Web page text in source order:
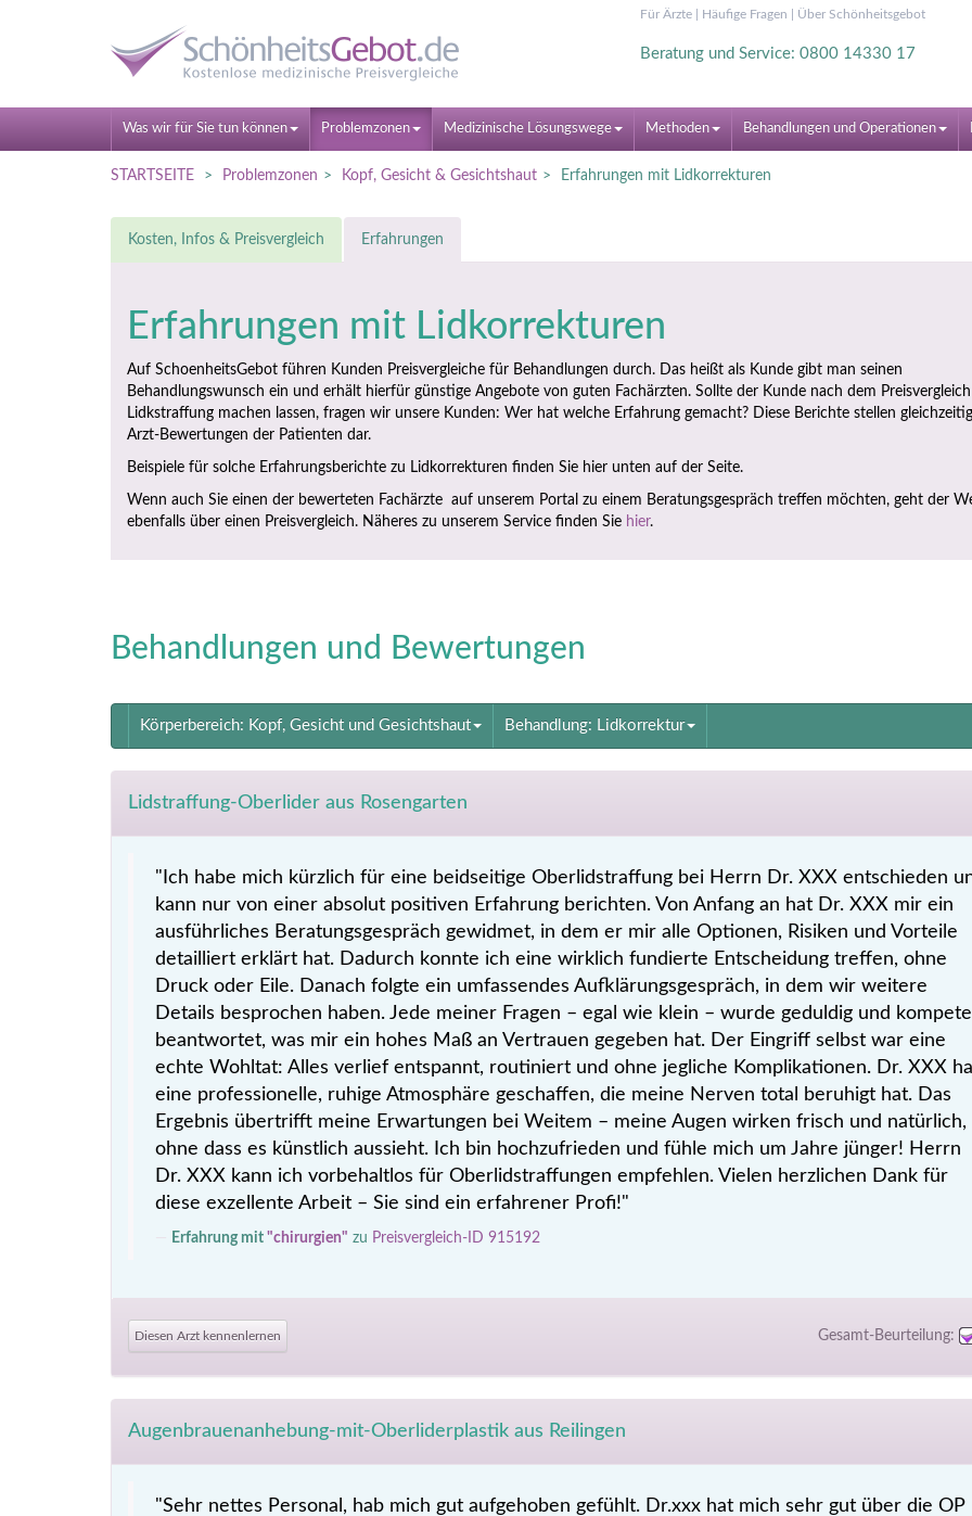
Für Ärzte| Häufige Fragen Über Schönheitsgebot
Beratung und Service: 0800 14330 17
Was wir für Sie tun können Problemzonen Medizinische Lösungswege Methoden Behandlungen und Operationen
STARTSEITE Problemzonen Kopf, Gesicht & Gesichtshaut Erfahrungen mit Lidkorrekturen
Kosten, Infos & Preisvergleich Erfahrungen
Erfahrungen mit Lidkorrekturen
Auf SchoenheitsGebot führen Kunden Preisvergleiche für Behandlungen durch. Das heißt als Kunde gibt man seinen
Behandlungswunsch ein und erhält hierfür günstige Angebote von guten Fachärzten. Sollte der Kunde nach dem
Lidkstraffung machen lassen, fragen wir unsere Kunden: Wer hat welche Erfahrung gemacht? Diese Berichte stellen
Arzt-Bewertungen der Patienten dar.
Beispiele für solche Erfahrungsberichte zu Lidkorrekturen finden Sie hier unten auf der Seite.
Wenn auch Sie einen der bewerteten Fachärzte auf unserem Portal zu einem Beratungsgespräch treffen möchten, geht der
ebenfalls über einen Preisvergleich. Näheres zu unserem Service finden Sie hier.
Behandlungen und Bewertungen
Körperbereich: Kopf, Gesicht und Gesichtshaut Behandlung: Lidkorrektur
Lidstraffung-Oberlider aus Rosengarten
"Ich habe mich kürzlich für eine beidseitige Oberlidstraffung bei Herrn Dr. XXX entschieden
kann nur von einer absolut positiven Erfahrung berichten. Von Anfang an hat Dr. XXX mir ein
ausführliches Beratungsgespräch gewidmet, in dem er mir alle Optionen, Risiken und Vorteile
detailliert erklärt hat. Dadurch konnte ich eine wirklich fundierte Entscheidung treffen, ohne
Druck oder Eile. Danach folgte ein umfassendes Aufklärungsgespräch, in dem wir weitere
Details besprochen haben. Jede meiner Fragen – egal wie klein – wurde geduldig und
beantwortet, was mir ein hohes Maß an Vertrauen gegeben hat. Der Eingriff selbst war eine
echte Wohltat: Alles verlief entspannt, routiniert und ohne jegliche Komplikationen. Dr. XXX
eine professionelle, ruhige Atmosphäre geschaffen, die meine Nerven total beruhigt hat. Das
Ergebnis übertrifft meine Erwartungen bei Weitem – meine Augen wirken frisch und natürlich,
ohne dass es künstlich aussieht. Ich bin hochzufrieden und fühle mich um Jahre jünger! Herrn
Dr. XXX kann ich vorbehaltlos für Oberlidstraffungen empfehlen. Vielen herzlichen Dank für
diese exzellente Arbeit – Sie sind ein erfahrener Profi!"
Erfahrung mit "chirurgien" zu Preisvergleich-ID 915192
Diesen Arzt kennenlernen Gesamt-Beurteilung:
Augenbrauenanhebung-mit-Oberliderplastik aus Reilingen
"Sehr nettes Personal, hab mich gut aufgehoben gefühlt. Dr.xxx hat mich sehr gut über die OP